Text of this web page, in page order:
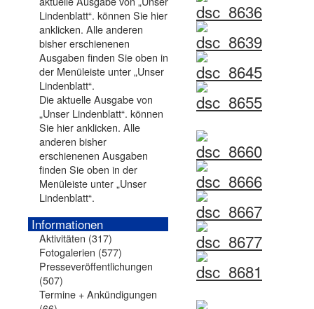
Die aktuelle Ausgabe von
„Unser Lindenblatt“. können
Sie hier anklicken. Alle
anderen bisher
erschienenen Ausgaben
finden Sie oben in der
Menüleiste unter „Unser
Lindenblatt“.
Informationen
Aktivitäten (317)
Fotogalerien (577)
Presseveröffentlichungen
(507)
Termine + Ankündigungen